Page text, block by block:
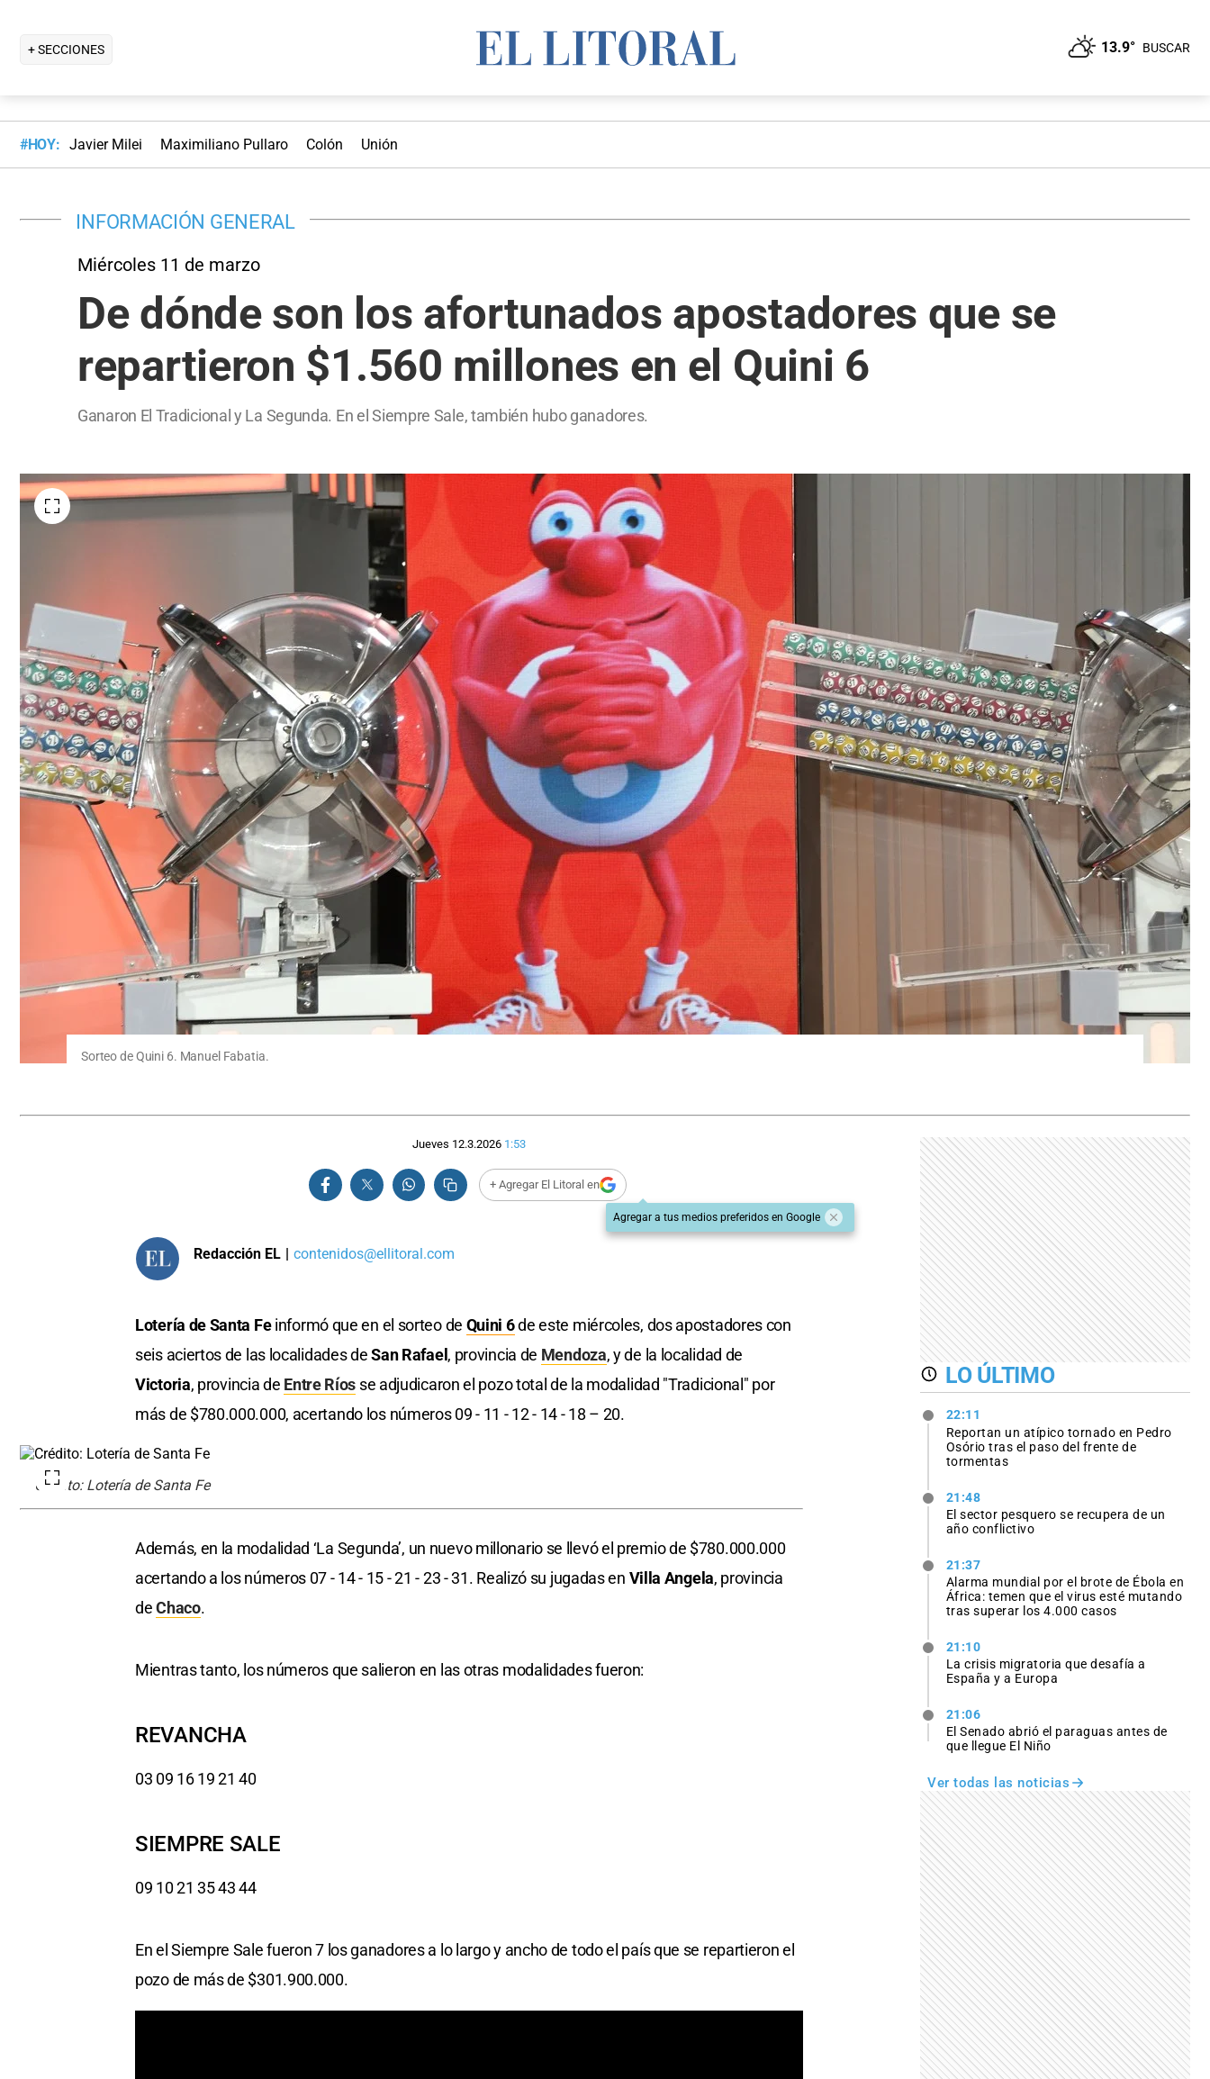
+ SECCIONES 13.9° BUSCAR
#HOY: Javier Milei Maximiliano Pullaro Colón Unión
INFORMACIÓN GENERAL
Miércoles 11 de marzo
De dónde son los afortunados apostadores que se
repartieron $1.560 millones en el Quini 6
Ganaron El Tradicional y La Segunda. En el Siempre Sale, también hubo ganadores.
Sorteo de Quini 6. Manuel Fabatia.
Jueves 12.3.2026 1:53
+ Agregar El Litoral en
Agregar a tus medios preferidos en Google
Redacción EL | contenidos@ellitoral.com
Lotería de Santa Feinformó que en el sorteo de Quini 6de este miércoles, dos apostadores con
seis aciertos de las localidades deSan Rafael , provincia de Mendoza, y de la localidad de
Victoria, provincia de Entre Ríos se adjudicaron el pozo total de la modalidad "Tradicional" por
más de $780.000.000, acertando los números 09 - 11 - 12 - 14 - 18 – 20.
Crédito: Lotería de Santa Fe
Además, en la modalidad ‘La Segunda’, un nuevo millonario se llevó el premio de $780.000.000
acertando a los números 07 - 14 - 15 - 21 - 23 - 31. Realizó su jugadas en Villa Angela, provincia
deChaco.
Mientras tanto, los números que salieron en las otras modalidades fueron:
REVANCHA
03 09 16 19 21 40
SIEMPRE SALE
09 10 21 35 43 44
En el Siempre Sale fueron 7 los ganadores a lo largo y ancho de todo el país que se repartieron el
pozo de más de $301.900.000.
LO ÚLTIMO
22:11
Reportan un atípico tornado en Pedro
Osório tras el paso del frente de
tormentas
21:48
El sector pesquero se recupera de un
año conflictivo
21:37
Alarma mundial por el brote de Ébola en
África: temen que el virus esté mutando
tras superar los 4.000 casos
21:10
La crisis migratoria que desafía a
España y a Europa
21:06
El Senado abrió el paraguas antes de
que llegue El Niño
Ver todas las noticias